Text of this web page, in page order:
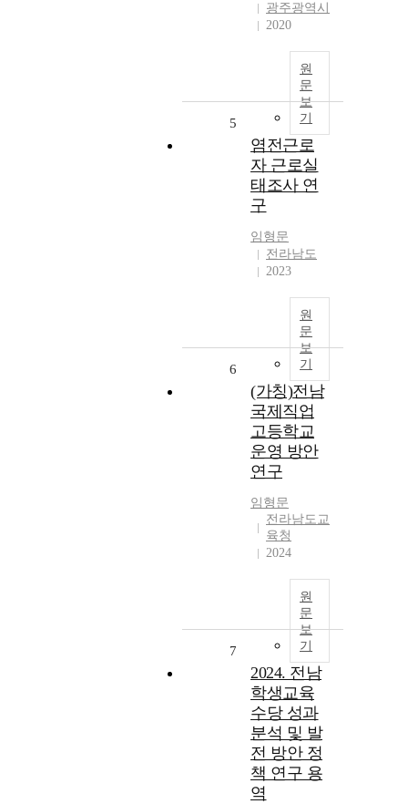
광주광역시
2020
원
문
보
기
5
염전근로
자 근로실
태조사 연
구
임형문
전라남도
2023
원
문
보
기
6
(가칭)전남
국제직업
고등학교
운영 방안
연구
임형문
전라남도교
육청
2024
원
문
보
기
7
2024. 전남
학생교육
수당 성과
분석 및 발
전 방안 정
책 연구 용
역